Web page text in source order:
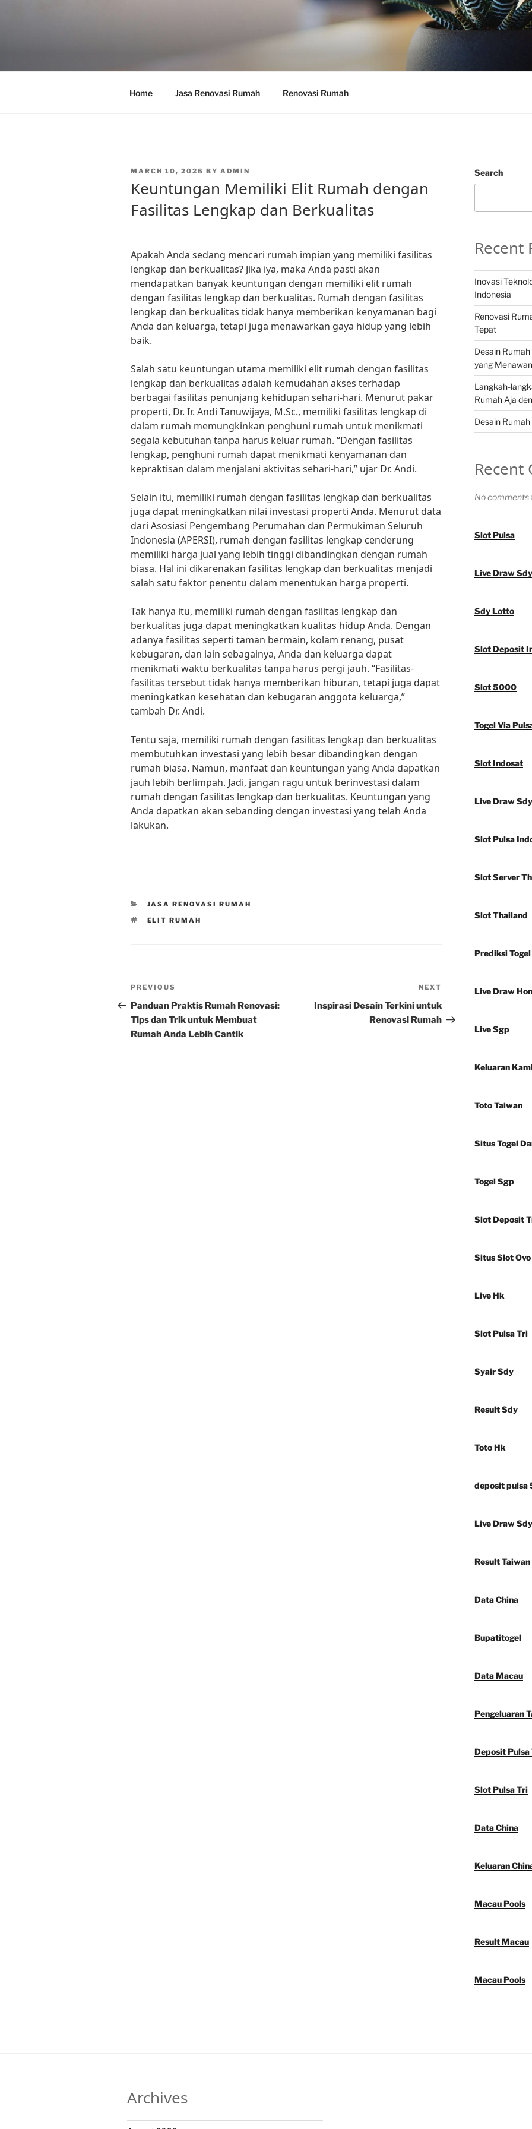
Home Jasa Renovasi Rumah Renovasi Rumah
POSTED
MARCH 10, 2026 BY ADMIN
Keuntungan Memiliki Elit Rumah dengan
Fasilitas Lengkap dan Berkualitas
Apakah Anda sedang mencari rumah impian yang memiliki fasilitas
lengkap dan berkualitas? Jika iya, maka Anda pasti akan
mendapatkan banyak keuntungan dengan memiliki elit rumah
dengan fasilitas lengkap dan berkualitas. Rumah dengan fasilitas
lengkap dan berkualitas tidak hanya memberikan kenyamanan bagi
Anda dan keluarga, tetapi juga menawarkan gaya hidup yang lebih
baik.
Salah satu keuntungan utama memiliki elit rumah dengan fasilitas
lengkap dan berkualitas adalah kemudahan akses terhadap
berbagai fasilitas penunjang kehidupan sehari-hari. Menurut pakar
properti, Dr. Ir. Andi Tanuwijaya, M.Sc., memiliki fasilitas lengkap di
dalam rumah memungkinkan penghuni rumah untuk menikmati
segala kebutuhan tanpa harus keluar rumah. “Dengan fasilitas
lengkap, penghuni rumah dapat menikmati kenyamanan dan
kepraktisan dalam menjalani aktivitas sehari-hari,” ujar Dr. Andi.
Selain itu, memiliki rumah dengan fasilitas lengkap dan berkualitas
juga dapat meningkatkan nilai investasi properti Anda. Menurut data
dari Asosiasi Pengembang Perumahan dan Permukiman Seluruh
Indonesia (APERSI), rumah dengan fasilitas lengkap cenderung
memiliki harga jual yang lebih tinggi dibandingkan dengan rumah
biasa. Hal ini dikarenakan fasilitas lengkap dan berkualitas menjadi
salah satu faktor penentu dalam menentukan harga properti.
Tak hanya itu, memiliki rumah dengan fasilitas lengkap dan
berkualitas juga dapat meningkatkan kualitas hidup Anda. Dengan
adanya fasilitas seperti taman bermain, kolam renang, pusat
kebugaran, dan lain sebagainya, Anda dan keluarga dapat
menikmati waktu berkualitas tanpa harus pergi jauh. “Fasilitas-
fasilitas tersebut tidak hanya memberikan hiburan, tetapi juga dapat
meningkatkan kesehatan dan kebugaran anggota keluarga,”
tambah Dr. Andi.
Tentu saja, memiliki rumah dengan fasilitas lengkap dan berkualitas
membutuhkan investasi yang lebih besar dibandingkan dengan
rumah biasa. Namun, manfaat dan keuntungan yang Anda dapatkan
jauh lebih berlimpah. Jadi, jangan ragu untuk berinvestasi dalam
rumah dengan fasilitas lengkap dan berkualitas. Keuntungan yang
Anda dapatkan akan sebanding dengan investasi yang telah Anda
lakukan.
CATEGORIES
JASA RENOVASI RUMAH
TAGS
ELIT RUMAH
Post
navigation
Previous
Post
PREVIOUS
Panduan Praktis Rumah Renovasi:
Tips dan Trik untuk Membuat
Rumah Anda Lebih Cantik
Post
NEXT
Inspirasi Desain Terkini untuk
Renovasi Rumah
Search
Recent
Inovasi
Indonesia
Renovasi
Tepat
Desain
yang Menawan
Langkah-
Rumah Aja
Desain
Recent
No comments
Slot Pulsa
Live Draw Sdy
Sdy Lotto
Slot Deposit
Slot 5000
Togel Via
Slot Indosat
Live Draw Sdy
Slot Pulsa
Slot Server
Slot Thailand
Prediksi
Live Draw
Live Sgp
Keluaran
Toto Taiwan
Situs Togel
Togel Sgp
Slot Deposit
Situs Slot Ovo
Live Hk
Slot Pulsa Tri
Syair Sdy
Result Sdy
Toto Hk
deposit pulsa
Live Draw Sdy
Result Taiwan
Data China
Bupatitogel
Data Macau
Pengeluaran
Deposit Pulsa
Slot Pulsa Tri
Data China
Keluaran
Macau Pools
Result Macau
Macau Pools
Archives